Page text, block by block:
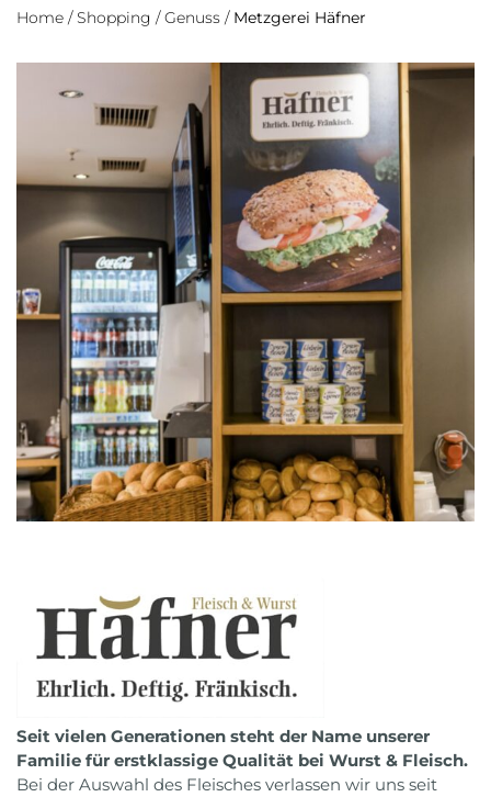
Home / Shopping / Genuss / Metzgerei Häfner
Seit vielen Generationen steht der Name unserer
Familie für erstklassige Qualität bei Wurst & Fleisch.
Bei der Auswahl des Fleisches verlassen wir uns seit